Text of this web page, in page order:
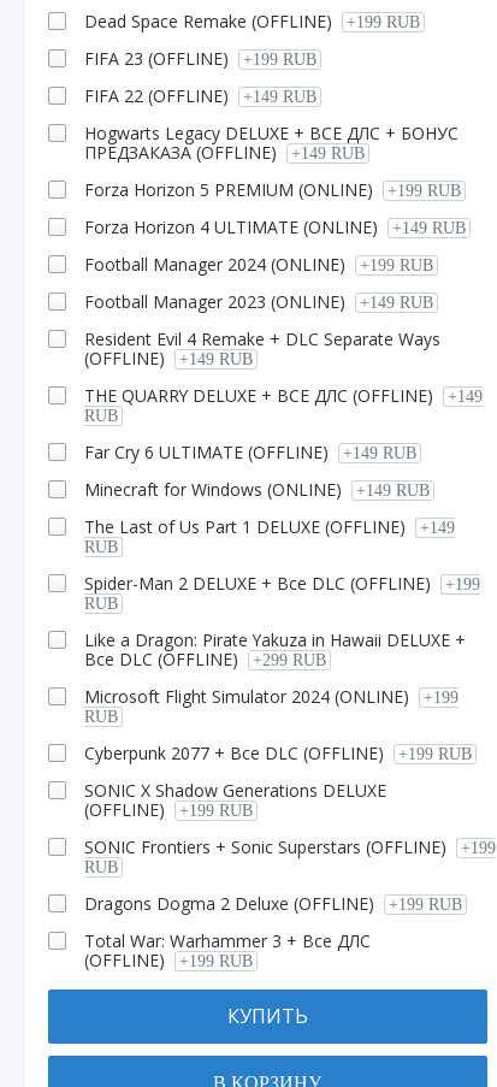
Dead Space Remake (OFFLINE) +199 RUB
FIFA 23 (OFFLINE) +199 RUB
FIFA 22 (OFFLINE) +149 RUB
Hogwarts Legacy DELUXE + ВСЕ ДЛС + БОНУС
ПРЕДЗАКАЗА (OFFLINE)
+149 RUB
Forza Horizon 5 PREMIUM (ONLINE) +199 RUB
Forza Horizon 4 ULTIMATE (ONLINE) +149 RUB
Football Manager 2024 (ONLINE) +199 RUB
Football Manager 2023 (ONLINE) +149 RUB
Resident Evil 4 Remake + DLC Separate Ways
(OFFLINE)
+149 RUB
THE QUARRY DELUXE + ВСЕ ДЛС (OFFLINE)
+149
RUB
Far Cry 6 ULTIMATE (OFFLINE) +149 RUB
Minecraft for Windows (ONLINE) +149 RUB
The Last of Us Part 1 DELUXE (OFFLINE)
+149
RUB
Spider-Man 2 DELUXE + Все DLC (OFFLINE)
+199
RUB
Like a Dragon: Pirate Yakuza in Hawaii DELUXE +
Все DLC (OFFLINE)
+299 RUB
Microsoft Flight Simulator 2024 (ONLINE)
+199
RUB
Cyberpunk 2077 + Все DLC (OFFLINE) +199 RUB
SONIC X Shadow Generations DELUXE
(OFFLINE)
+199 RUB
SONIC Frontiers + Sonic Superstars (OFFLINE)
+199
RUB
Dragons Dogma 2 Deluxe (OFFLINE) +199 RUB
Total War: Warhammer 3 + Все ДЛС
(OFFLINE)
+199 RUB
КУПИТЬ
В КОРЗИНУ